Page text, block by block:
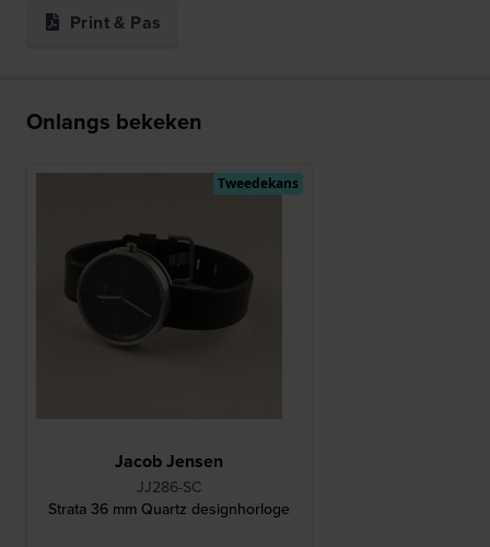
Print & Pas
Onlangs bekeken
Jacob Jensen
JJ286-SC
Strata 36 mm Quartz designhorloge
Tweedekans